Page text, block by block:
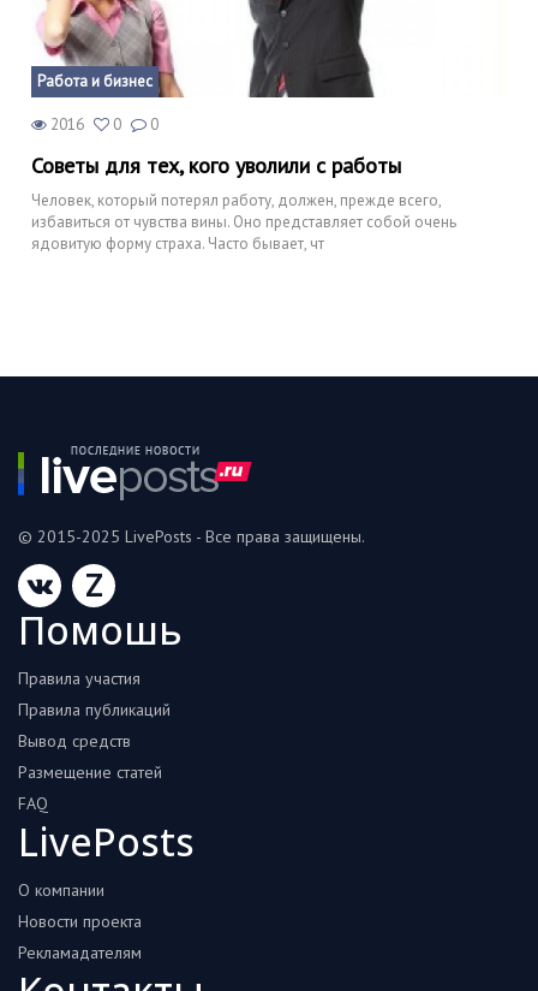
Работа и бизнес
2016 0 0
Советы для тех, кого уволили с работы
Человек, который потерял работу, должен, прежде всего,
избавиться от чувства вины. Оно представляет собой очень
ядовитую форму страха. Часто бывает, чт
© 2015-2025 LivePosts - Все права защищены.
Z
Помошь
Правила участия
Правила публикаций
Вывод средств
Размещение статей
FAQ
LivePosts
О компании
Новости проекта
Рекламадателям